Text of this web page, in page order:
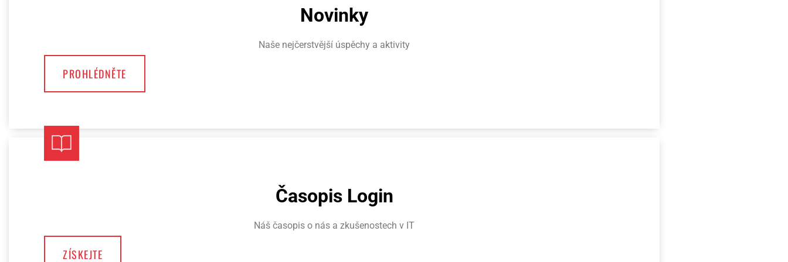
Novinky
Naše nejčerstvější úspěchy a aktivity
PROHLÉDNĚTE
Časopis Login
Náš časopis o nás a zkušenostech v IT
ZÍSKEJTE